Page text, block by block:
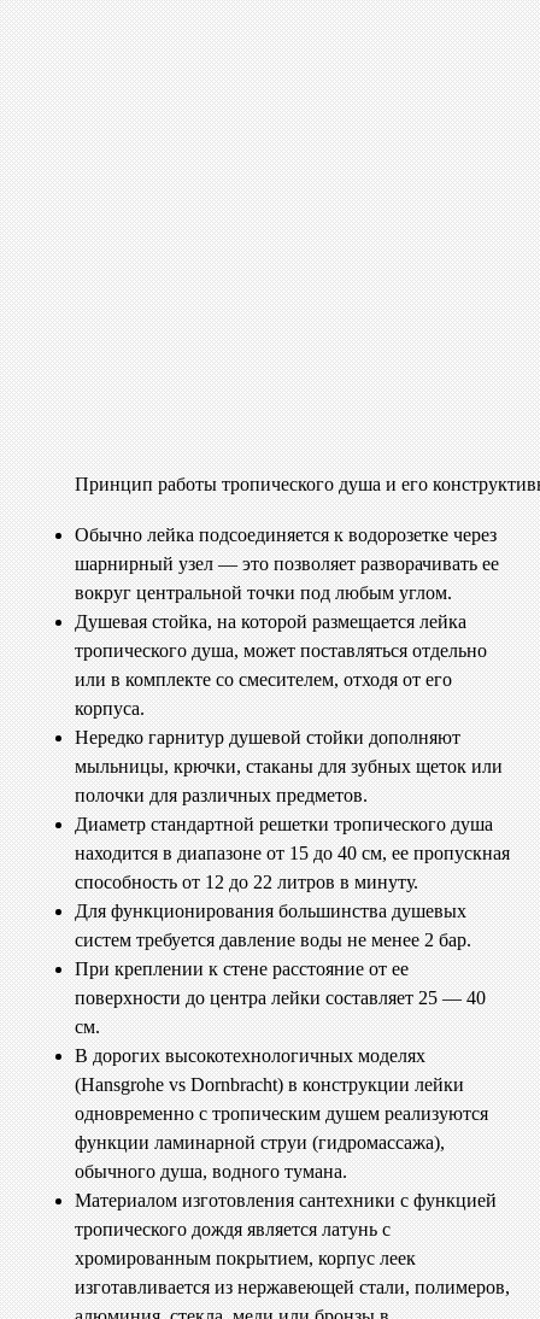
Принцип работы тропического душа и его
Обычно лейка подсоединяется к водорозетке через
шарнирный узел — это позволяет разворачивать ее
вокруг центральной точки под любым углом.
Душевая стойка, на которой размещается лейка
тропического душа, может поставляться отдельно
или в комплекте со смесителем, отходя от его
корпуса.
Нередко гарнитур душевой стойки дополняют
мыльницы, крючки, стаканы для зубных щеток или
полочки для различных предметов.
Диаметр стандартной решетки тропического душа
находится в диапазоне от 15 до 40 см, ее пропускная
способность от 12 до 22 литров в минуту.
Для функционирования большинства душевых
систем требуется давление воды не менее 2 бар.
При креплении к стене расстояние от ее
поверхности до центра лейки составляет 25 — 40
см.
В дорогих высокотехнологичных моделях
(Hansgrohe vs Dornbracht) в конструкции лейки
одновременно с тропическим душем реализуются
функции ламинарной струи (гидромассажа),
обычного душа, водного тумана.
Материалом изготовления сантехники с функцией
тропического дождя является латунь с
хромированным покрытием, корпус леек
изготавливается из нержавеющей стали, полимеров,